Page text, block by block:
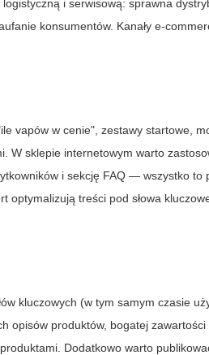
i serwisową: sprawna
konsumentów. Kanały e-
vapów w cenie", zestawy startowe,
W sklepie internetowym warto
i sekcję FAQ — wszystko to
optymalizują treści pod słowa
kluczowych (w tym samym czasie
opisów produktów, bogatej
Dodatkowo warto